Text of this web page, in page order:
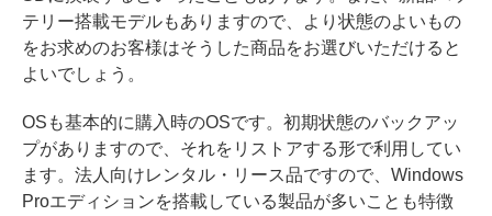
テリー搭載モデルもありますので、より状態のよいもの
をお求めのお客様はそうした商品をお選びいただけると
よいでしょう。
OSも基本的に購入時のOSです。初期状態のバックアッ
プがありますので、それをリストアする形で利用してい
ます。法人向けレンタル・リース品ですので、Windows
Proエディションを搭載している製品が多いことも特徴